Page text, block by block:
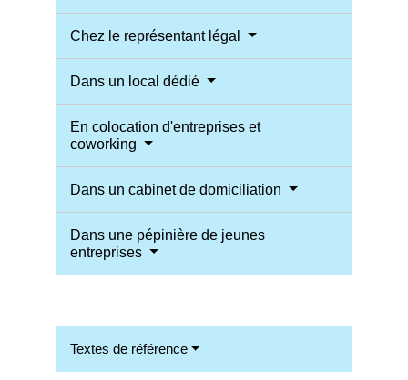
Chez le représentant légal
Dans un local dédié
En colocation d'entreprises et
coworking
Dans un cabinet de domiciliation
Dans une pépinière de jeunes
entreprises
Textes de référence